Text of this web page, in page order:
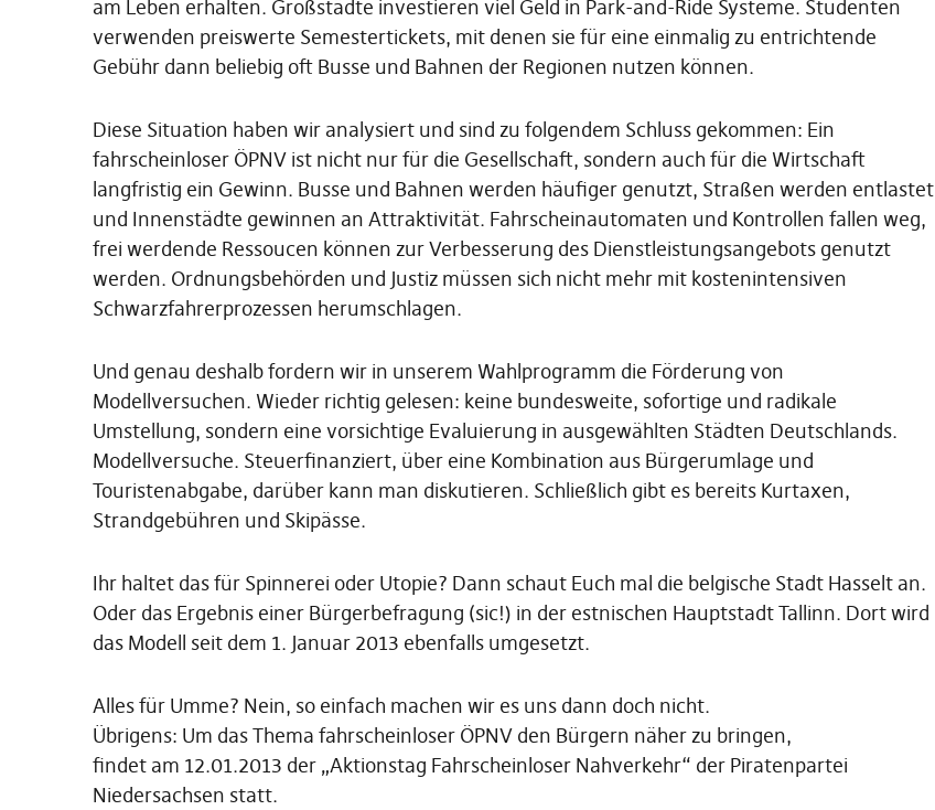
am Leben erhalten. Großstädte investieren viel Geld in Park-and-Ride Systeme. Studenten
verwenden preiswerte Semestertickets, mit denen sie für eine einmalig zu entrichtende
Gebühr dann beliebig oft Busse und Bahnen der Regionen nutzen können.
Diese Situation haben wir analysiert und sind zu folgendem Schluss gekommen: Ein
fahrscheinloser ÖPNV ist nicht nur für die Gesellschaft, sondern auch für die Wirtschaft
langfristig ein Gewinn. Busse und Bahnen werden häufiger genutzt, Straßen werden entlastet
und Innenstädte gewinnen an Attraktivität. Fahrscheinautomaten und Kontrollen fallen weg,
frei werdende Ressoucen können zur Verbesserung des Dienstleistungsangebots genutzt
werden. Ordnungsbehörden und Justiz müssen sich nicht mehr mit kostenintensiven
Schwarzfahrerprozessen herumschlagen.
Und genau deshalb fordern wir in unserem Wahlprogramm die Förderung von
Modellversuchen. Wieder richtig gelesen: keine bundesweite, sofortige und radikale
Umstellung, sondern eine vorsichtige Evaluierung in ausgewählten Städten Deutschlands.
Modellversuche. Steuerfinanziert, über eine Kombination aus Bürgerumlage und
Touristenabgabe, darüber kann man diskutieren. Schließlich gibt es bereits Kurtaxen,
Strandgebühren und Skipässe.
Ihr haltet das für Spinnerei oder Utopie? Dann schaut Euch mal die belgische Stadt Hasselt an.
Oder das Ergebnis einer Bürgerbefragung (sic!) in der estnischen Hauptstadt Tallinn. Dort wird
das Modell seit dem 1. Januar 2013 ebenfalls umgesetzt.
Alles für Umme? Nein, so einfach machen wir es uns dann doch nicht.
Übrigens: Um das Thema fahrscheinloser ÖPNV den Bürgern näher zu bringen,
findet am 12.01.2013 der „Aktionstag Fahrscheinloser Nahverkehr“ der Piratenpartei
Niedersachsen statt.